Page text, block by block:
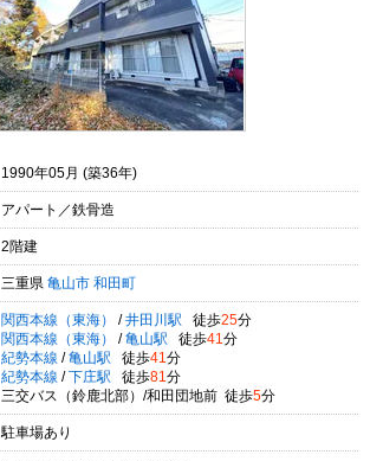
1990年05月 (築36年)
アパート／鉄骨造
2階建
三重県 亀山市 和田町
関西本線（東海） / 井田川駅 徒歩25分
関西本線（東海）
/ 亀山駅 徒歩41 分
紀勢本線 / 亀山駅 徒歩41 分
紀勢本線 / 下庄駅 徒歩81 分
三交バス（鈴鹿北部）/和田団地前 徒歩5分
駐車場あり